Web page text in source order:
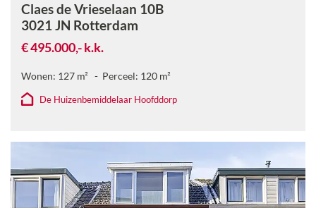
Claes de Vrieselaan 10B
3021 JN Rotterdam
€ 495.000,-k.k.
Wonen: 127 m² Perceel: 120m²
De Huizenbemiddelaar Hoofddorp